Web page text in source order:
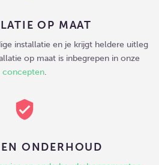
OP MAAT
installatie en je krijgt heldere uitleg
op maat is inbegrepen in onze
concepten.
verified_user
ONDERHOUD